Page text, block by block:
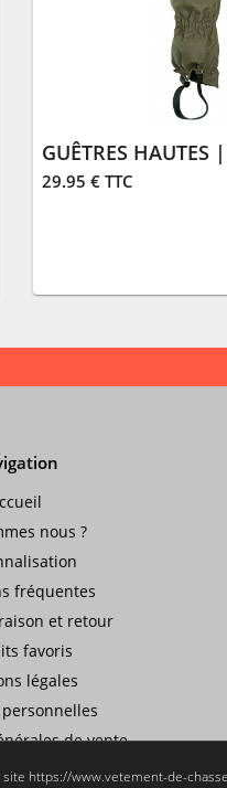
GUÊTRES HAUTES
29.95 € TTC
nous ?
fréquentes
et retour
favoris
légales
de vente